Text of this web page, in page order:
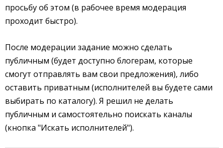
просьбу об этом (в рабочее время модерация
проходит быстро).
После модерации задание можно сделать
публичным (будет доступно блогерам, которые
смогут отправлять вам свои предложения), либо
оставить приватным (исполнителей вы будете сами
выбирать по каталогу). Я решил не делать
публичным и самостоятельно поискать каналы
(кнопка "Искать исполнителей").